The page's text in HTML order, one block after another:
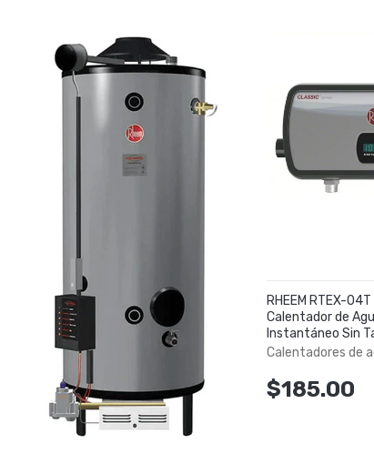
RHEEM RTEX-
Calentador de
Instantáneo Sin
Calentadores de
$185.00